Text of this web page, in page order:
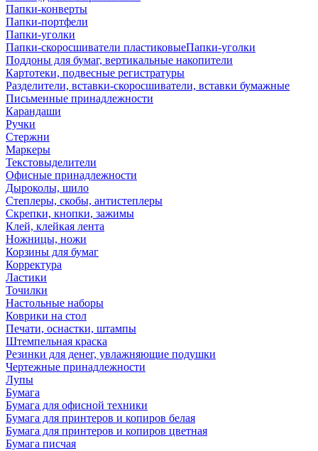
Папки-конверты
Папки-портфели
Папки-уголки
Папки-скоросшиватели пластиковыеПапки-уголки
Поддоны для бумаг, вертикальные накопители
Картотеки, подвесные регистратуры
Разделители, вставки-скоросшиватели, вставки бумажные
Письменные принадлежности
Карандаши
Ручки
Стержни
Маркеры
Текстовыделители
Офисные принадлежности
Дыроколы, шило
Степлеры, скобы, антистеплеры
Скрепки, кнопки, зажимы
Клей, клейкая лента
Ножницы, ножи
Корзины для бумаг
Корректура
Ластики
Точилки
Настольные наборы
Коврики на стол
Печати, оснастки, штампы
Штемпельная краска
Резинки для денег, увлажняющие подушки
Чертежные принадлежности
Лупы
Бумага
Бумага для офисной техники
Бумага для принтеров и копиров белая
Бумага для принтеров и копиров цветная
Бумага писчая